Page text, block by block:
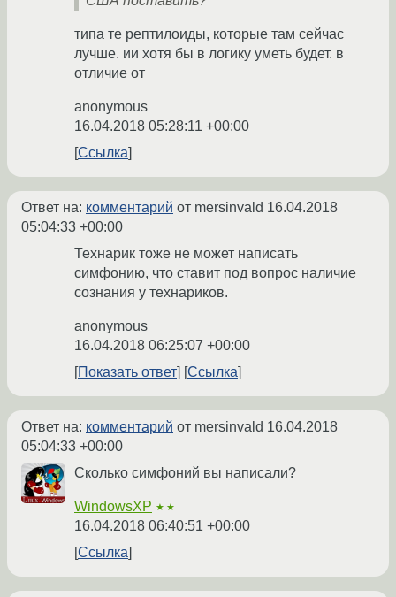
типа те рептилоиды, которые там сейчас
лучше. ии хотя бы в логику уметь будет. в
отличие от
anonymous
16.04.2018 05:28:11 +00:00
Ссылка
Ответ на: комментарий от mersinvald 16.04.2018
05:04:33 +00:00
Технарик тоже не может написать
симфонию, что ставит под вопрос наличие
сознания у технариков.
anonymous
16.04.2018 06:25:07 +00:00
Показать ответ
Ссылка
Ответ на: комментарий от mersinvald 16.04.2018
05:04:33 +00:00
Сколько симфоний вы написали?
WindowsXP ★★
16.04.2018 06:40:51 +00:00
Ссылка